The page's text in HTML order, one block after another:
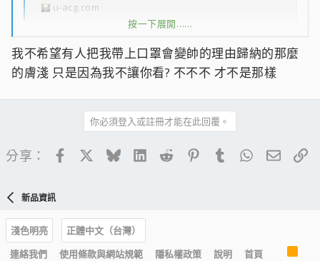
u-acg.com
吼 RTX 5060 8GB 要賣翻惹
越不想要讓你看的 越有吸引力 www
按一下展開……
我不希望有人把我帶上口罩會變帥的理由歸納的那麼
的膚淺 只是因為我不讓你看? 不不不 才不是那樣
你必須登入或註冊才能在此回覆。
分享： FacebookBlueskyLinkedIn
Reddit PinterestTumblrWhatsApp
電子
新品資訊
淺色明亮
正體中文（台灣）
連絡我們
使用條款與網站規範 隱私權政策 說明 首頁